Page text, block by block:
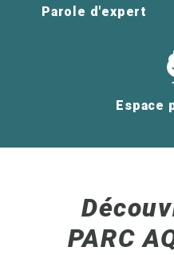
Parole d'expert
Espace
PARC